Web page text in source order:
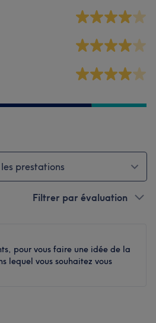
prestations
Filtrer par évaluation
pour vous faire une idée de la
lequel vous souhaitez vous